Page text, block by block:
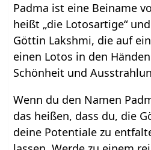
Padma ist eine Beiname
heißt „die Lotosartige“
Göttin Lakshmi, die auf
einen Lotos in den
Schönheit und
Wenn du den Namen
das heißen, dass du, die
deine Potentiale zu